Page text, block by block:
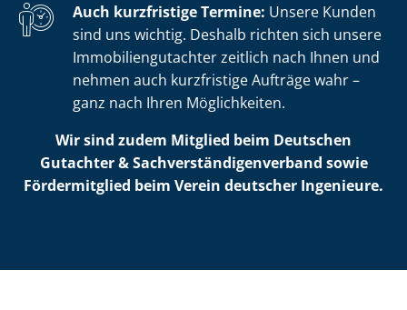
Auch kurzfristige Termine: Unsere Kunden
sind uns wichtig. Deshalb richten sich unsere
Im­mo­bi­li­en­gut­ach­ter zeitlich nach Ihnen und
nehmen auch kurzfristige Aufträge wahr –
ganz nach Ihren Möglichkeiten.
Wir sind zudem Mitglied beim Deutschen
Gutachter & Sach­ver­stän­di­gen­ver­band sowie
Fördermitglied beim Verein deutscher Ingenieure.